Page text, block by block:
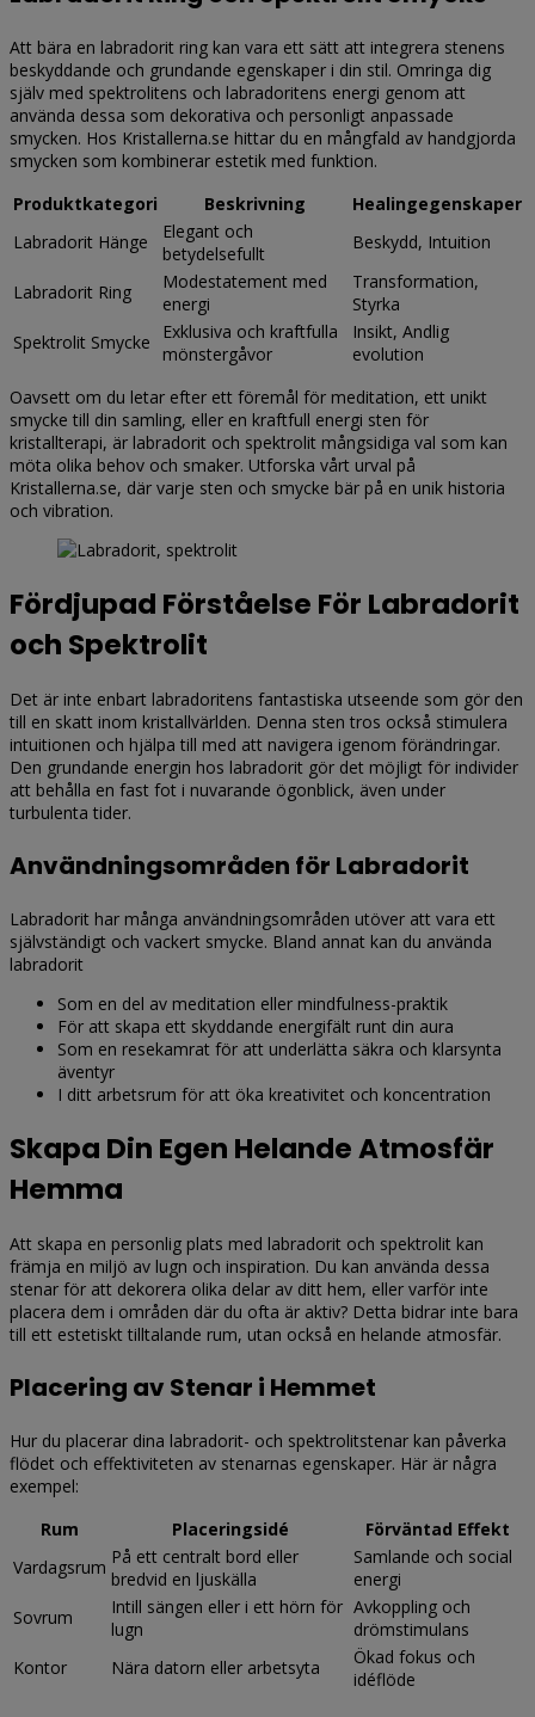
Att bära en labradorit ring kan vara ett sätt att integrera stenens
beskyddande och grundande egenskaper i din stil. Omringa dig
själv med spektrolitens och labradoritens energi genom att
använda dessa som dekorativa och personligt anpassade
smycken. Hos Kristallerna.se hittar du en mångfald av handgjorda
smycken som kombinerar estetik med funktion.
Produktkategori
Beskrivning
Healingegenskaper
Labradorit Hänge
Elegant och
betydelsefullt
Beskydd, Intuition
Labradorit Ring
Modestatement med
energi
Transformation,
Styrka
Spektrolit Smycke
Exklusiva och kraftfulla
mönstergåvor
Insikt, Andlig
evolution
Oavsett om du letar efter ett föremål för meditation, ett unikt
smycke till din samling, eller en kraftfull energi sten för
kristallterapi, är labradorit och spektrolit mångsidiga val som kan
möta olika behov och smaker. Utforska vårt urval på
Kristallerna.se, där varje sten och smycke bär på en unik historia
och vibration.
Fördjupad Förståelse För Labradorit
och Spektrolit
Det är inte enbart labradoritens fantastiska utseende som gör den
till en skatt inom kristallvärlden. Denna sten tros också stimulera
intuitionen och hjälpa till med att navigera igenom förändringar.
Den grundande energin hos labradorit gör det möjligt för individer
att behålla en fast fot i nuvarande ögonblick, även under
turbulenta tider.
Användningsområden för Labradorit
Labradorit har många användningsområden utöver att vara ett
självständigt och vackert smycke. Bland annat kan du använda
labradorit
Som en del av meditation eller mindfulness-praktik
För att skapa ett skyddande energifält runt din aura
Som en resekamrat för att underlätta säkra och klarsynta
äventyr
I ditt arbetsrum för att öka kreativitet och koncentration
Skapa Din Egen Helande Atmosfär
Hemma
Att skapa en personlig plats med labradorit och spektrolit kan
främja en miljö av lugn och inspiration. Du kan använda dessa
stenar för att dekorera olika delar av ditt hem, eller varför inte
placera dem i områden där du ofta är aktiv? Detta bidrar inte bara
till ett estetiskt tilltalande rum, utan också en helande atmosfär.
Placering av Stenar i Hemmet
Hur du placerar dina labradorit- och spektrolitstenar kan påverka
flödet och effektiviteten av stenarnas egenskaper. Här är några
exempel:
Rum
Placeringsidé
Förväntad Effekt
Vardagsrum På ett centralt bord eller
bredvid en ljuskälla
Samlande och social
energi
Sovrum
Intill sängen eller i ett hörn för
lugn
Avkoppling och
drömstimulans
Kontor
Nära datorn eller arbetsyta
Ökad fokus och
idéflöde